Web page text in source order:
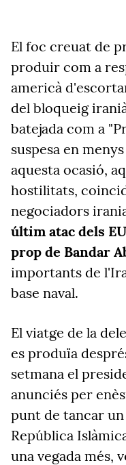
El foc creuat de
produir com a
americà
del bloqueig
batejada com a
suspesa en
aquesta ocasió,
hostilitats,
negociadors
últim atac dels
prop de Bandar
importants de
base naval.
El viatge de la
es produïa
setmana el
anunciés per
punt de tancar
República
una vegada més,